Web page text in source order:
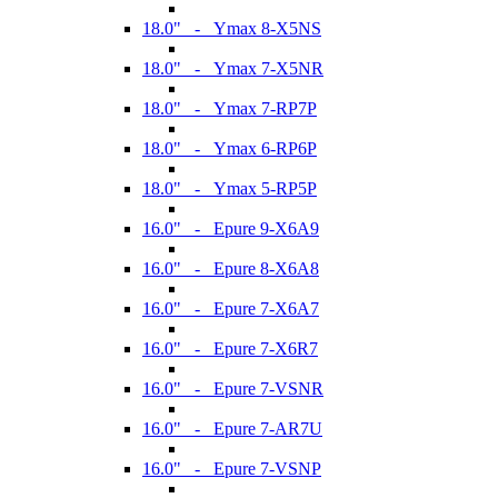
18.0" - Ymax 8-X5NS
18.0" - Ymax 7-X5NR
18.0" - Ymax 7-RP7P
18.0" - Ymax 6-RP6P
18.0" - Ymax 5-RP5P
16.0" - Epure 9-X6A9
16.0" - Epure 8-X6A8
16.0" - Epure 7-X6A7
16.0" - Epure 7-X6R7
16.0" - Epure 7-VSNR
16.0" - Epure 7-AR7U
16.0" - Epure 7-VSNP